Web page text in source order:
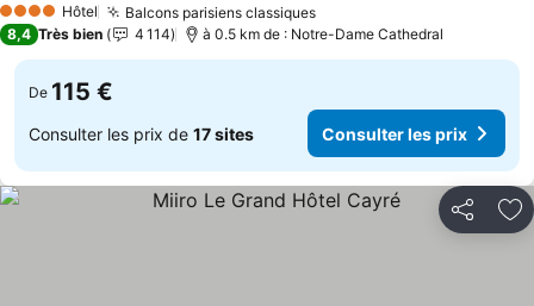
4 Étoiles Hôtel Balcons parisiens classiques
8,4 Très bien 4 114 à 0.5 km de : Notre-Dame Cathedral
De 115 €
Consulter les prix de 17 sites Consulter les prix
Partager